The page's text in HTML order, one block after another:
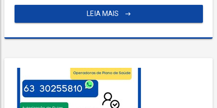
LEIA MAIS